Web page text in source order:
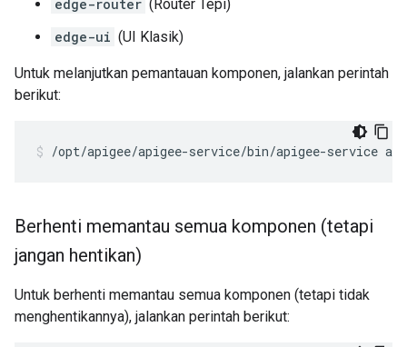
edge-router (Router Tepi)
edge-ui (UI Klasik)
Untuk melanjutkan pemantauan komponen, jalankan perintah
berikut:
/opt/apigee/apigee-service/bin/apigee-service
Berhenti memantau semua komponen (tetapi
jangan hentikan)
Untuk berhenti memantau semua komponen (tetapi tidak
menghentikannya), jalankan perintah berikut: